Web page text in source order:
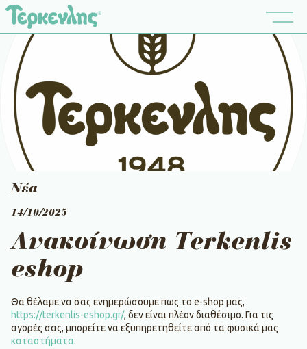
Νέα
14/10/2025
Ανακοίνωση Terkenlis
eshop
Θα θέλαμε να σας ενημερώσουμε πως το e-shop μας,
https://terkenlis-eshop.gr/, δεν είναι πλέον διαθέσιμο. Για τις
αγορές σας, μπορείτε να εξυπηρετηθείτε από τα φυσικά μας
καταστήματα.